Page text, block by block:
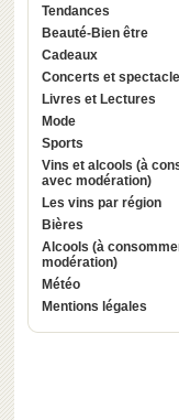
Tendances
Beauté-Bien être
Cadeaux
Concerts et
Livres et Lectures
Mode
Sports
Vins et alcools (à
avec modération)
Les vins par région
Bières
Alcools (à
modération)
Météo
Mentions légales